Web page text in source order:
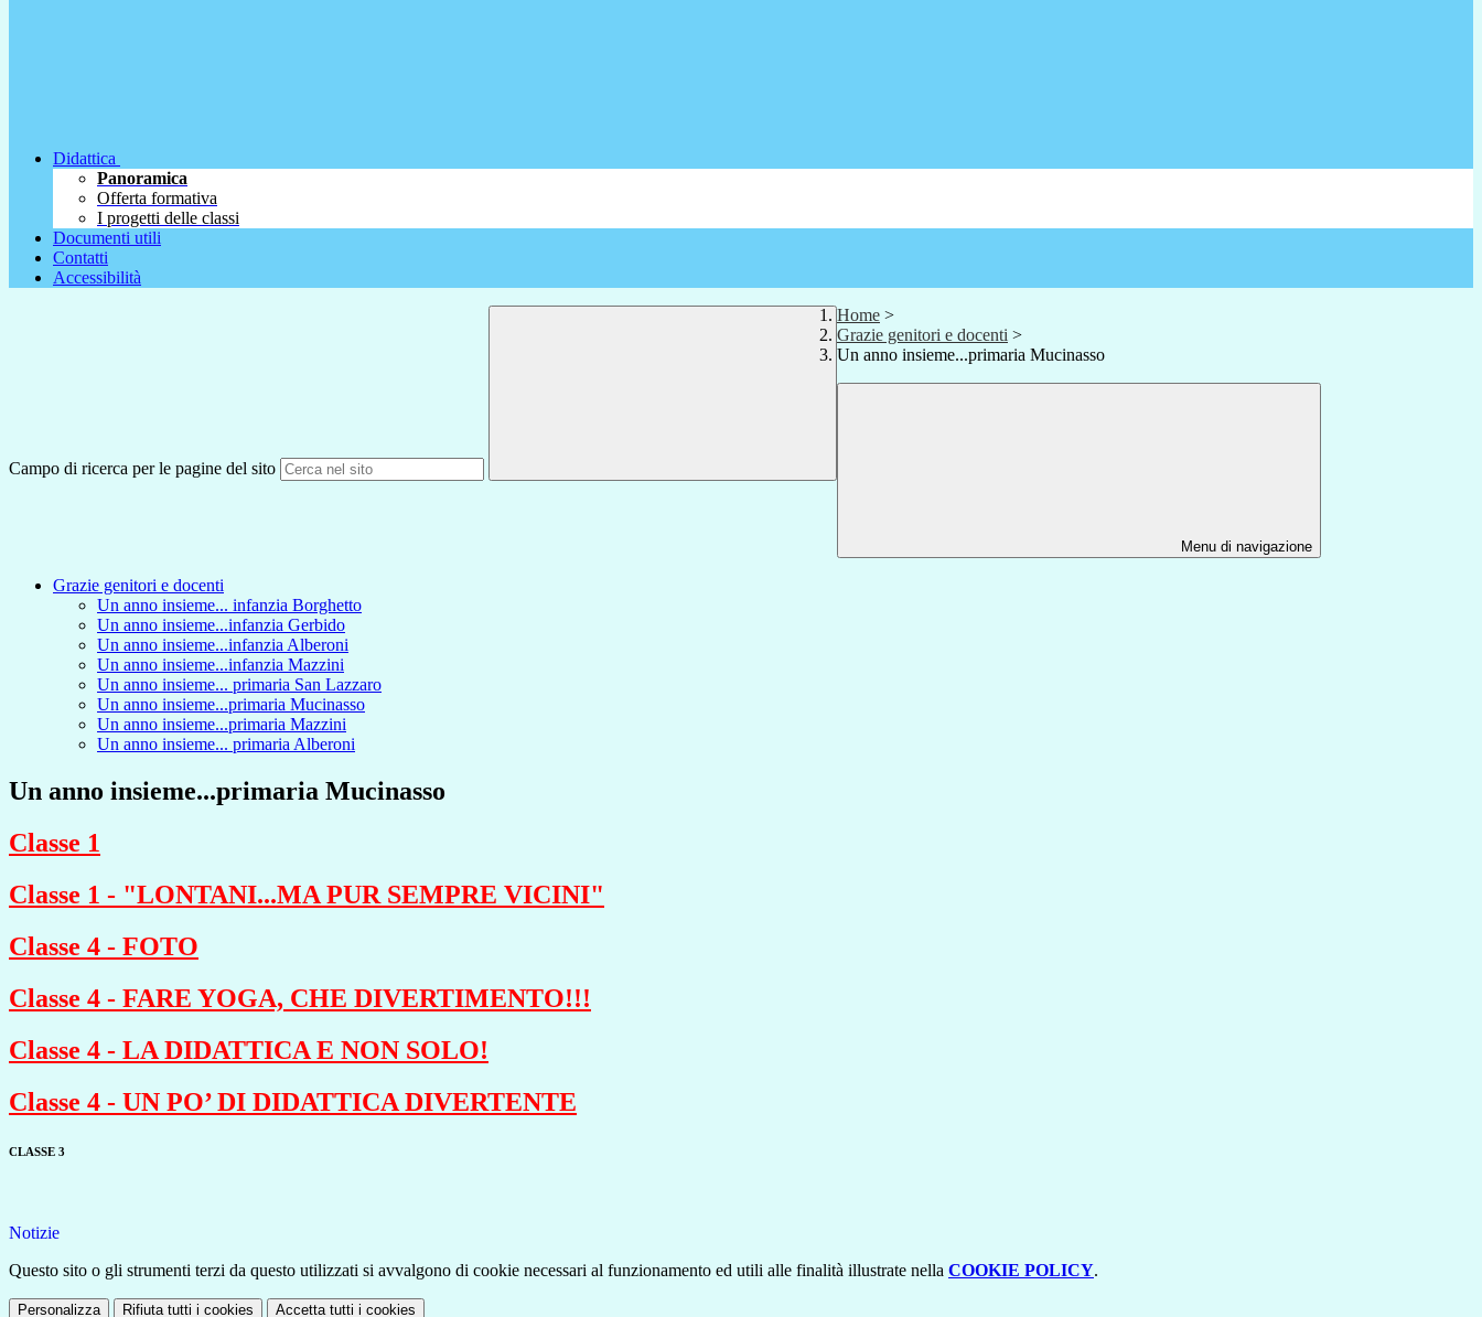
Didattica
Panoramica
Offerta formativa
I progetti delle classi
Documenti utili
Contatti
Accessibilità
Campo di ricerca per le pagine del sito
Home >
Grazie genitori e docenti >
Un anno insieme...primaria Mucinasso
Menu di navigazione
Grazie genitori e docenti
Un anno insieme... infanzia Borghetto
Un anno insieme...infanzia Gerbido
Un anno insieme...infanzia Alberoni
Un anno insieme...infanzia Mazzini
Un anno insieme... primaria San Lazzaro
Un anno insieme...primaria Mucinasso
Un anno insieme...primaria Mazzini
Un anno insieme... primaria Alberoni
Un anno insieme...primaria Mucinasso
Classe 1
Classe 1 - "LONTANI...MA PUR SEMPRE VICINI"
Classe 4 - FOTO
Classe 4 - FARE YOGA, CHE DIVERTIMENTO!!!
Classe 4 - LA DIDATTICA E NON SOLO!
Classe 4 - UN PO’ DI DIDATTICA DIVERTENTE
CLASSE 3
Notizie
Questo sito o gli strumenti terzi da questo utilizzati si avvalgono di cookie necessari al funzionamento ed utili alle finalità illustrate nella COOKIE POLICY.
Personalizza Rifiuta tutti i cookies Accetta tutti i cookies